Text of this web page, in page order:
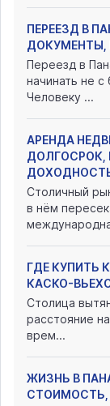
ПЕРЕЕЗД В
ДОКУМЕНТЫ,
Переезд в
начинать не с
Человеку ...
АРЕНДА
ДОЛГОСРОК,
Столичный
в нём
ГДЕ КУПИТЬ
КАСКО-
Столица
расстояние
врем...
ЖИЗНЬ В
СТОИМОСТЬ,